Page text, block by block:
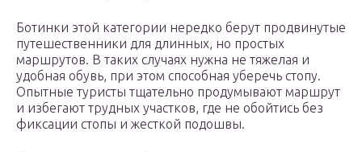
Ботинки этой категории нередко берут продвинутые
путешественники для длинных, но простых
маршрутов. В таких случаях нужна не тяжелая и
удобная обувь, при этом способная уберечь стопу.
Опытные туристы тщательно продумывают маршрут
и избегают трудных участков, где не обойтись без
фиксации стопы и жесткой подошвы.